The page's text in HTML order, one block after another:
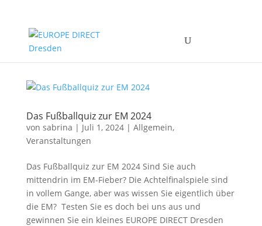
Das Fußballquiz zur EM 2024
von sabrina | Juli 1, 2024| Allgemein,
Veranstaltungen
Das Fußballquiz zur EM 2024 Sind Sie auch
mittendrin im EM-Fieber? Die Achtelfinalspiele sind
in vollem Gange, aber was wissen Sie eigentlich über
die EM? Testen Sie es doch bei uns aus und
gewinnen Sie ein kleines EUROPE DIRECT Dresden